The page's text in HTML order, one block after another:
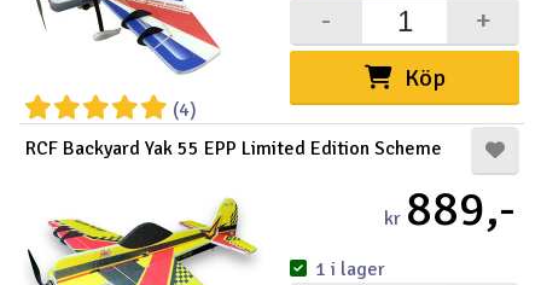
(4)
Köp
+
-
RCF Backyard Yak 55 EPP Limited Edition Scheme
kr 889,-
1 i lager